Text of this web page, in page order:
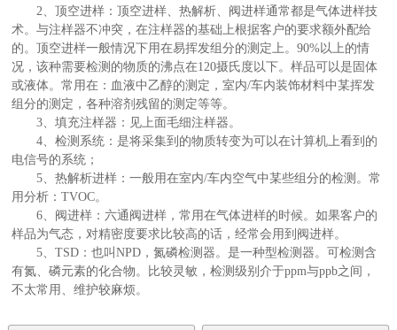
2、顶空进样：顶空进样、热解析、阀进样通常都是气体进样技
术。与注样器不冲突，在注样器的基础上根据客户的要求额外配给
的。顶空进样一般情况下用在易挥发组分的测定上。90%以上的情
况，该种需要检测的物质的沸点在120摄氏度以下。样品可以是固体
或液体。常用在：血液中乙醇的测定，室内/车内装饰材料中某挥发
组分的测定，各种溶剂残留的测定等等。
3、填充注样器：见上面毛细注样器。
4、检测系统：是将采集到的物质转变为可以在计算机上看到的
电信号的系统；
5、热解析进样：一般用在室内/车内空气中某些组分的检测。常
用分析：TVOC。
6、阀进样：六通阀进样，常用在气体进样的时候。如果客户的
样品为气态，对精密度要求比较高的话，经常会用到阀进样。
5、TSD：也叫NPD，氮磷检测器。是一种型检测器。可检测含
有氮、磷元素的化合物。比较灵敏，检测级别介于ppm与ppb之间，
不太常用、维护较麻烦。